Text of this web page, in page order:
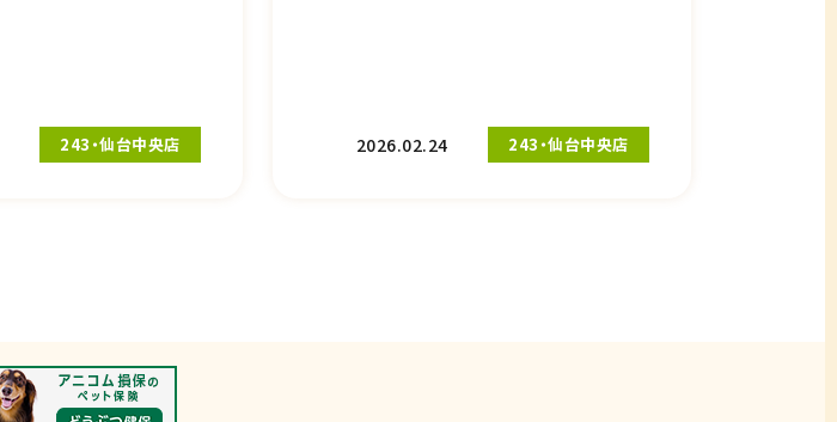
243・仙台中央店 2026.02.24 243・仙台中央店